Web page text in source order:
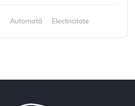
Automată
Electricitate